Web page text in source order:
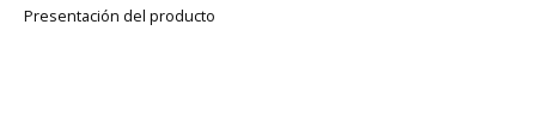
Presentación del producto